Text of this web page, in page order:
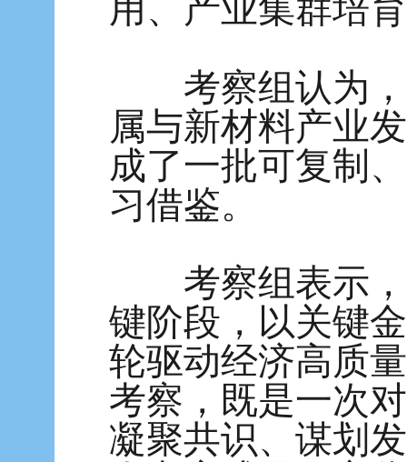
用、产业集群培
考察组认为，
属与新材料产业
成了一批可复制
习借鉴。
考察组表示，
键阶段，以关键
轮驱动经济高质
考察，既是一次
凝聚共识、谋划